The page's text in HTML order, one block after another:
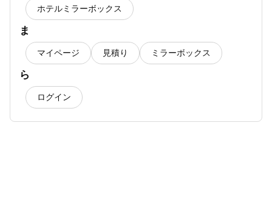
ホテルミラーボックス
ま
マイページ 見積り ミラーボックス
ら
ログイン